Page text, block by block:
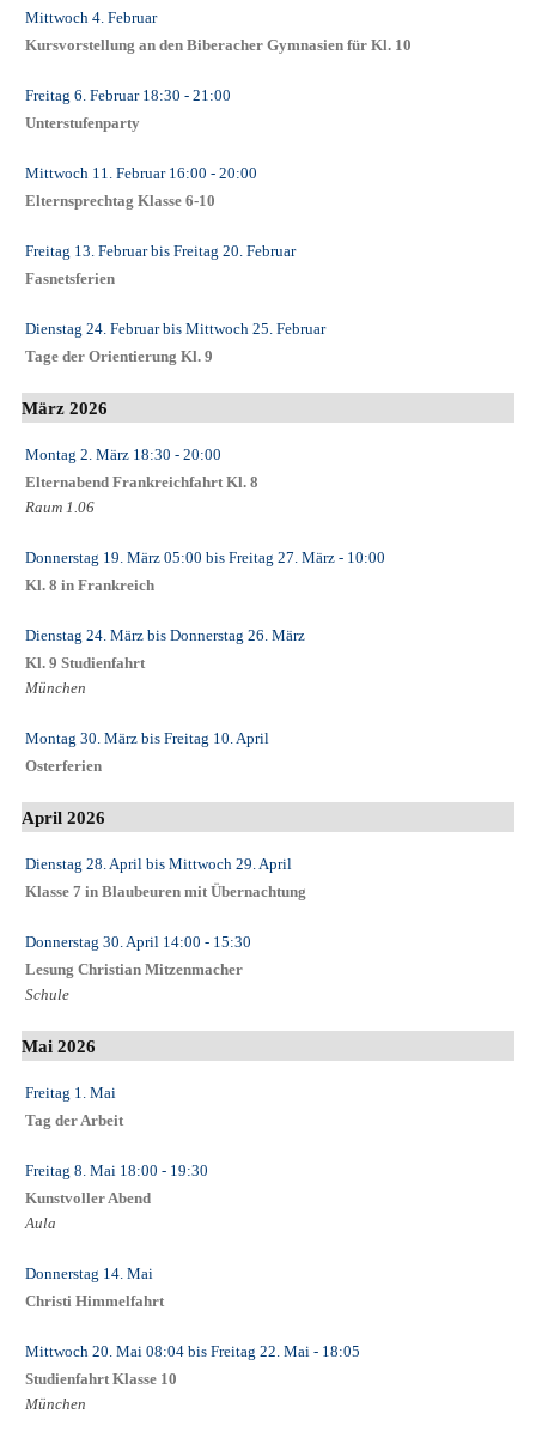
Mittwoch 4. Februar
Kursvorstellung an den Biberacher Gymnasien für Kl. 10
Freitag 6. Februar18:30 - 21:00
Unterstufenparty
Mittwoch 11. Februar16:00 - 20:00
Elternsprechtag Klasse 6-10
Freitag 13. Februarbis Freitag 20. Februar
Fasnetsferien
Dienstag 24. Februarbis Mittwoch 25. Februar
Tage der Orientierung Kl. 9
März 2026
Montag 2. März 18:30 - 20:00
Elternabend Frankreichfahrt Kl. 8
Raum 1.06
Donnerstag 19. März 05:00 bis Freitag 27. März - 10:00
Kl. 8 in Frankreich
Dienstag 24. März bis Donnerstag 26. März
Kl. 9 Studienfahrt
München
Montag 30. März bis Freitag 10. April
Osterferien
April 2026
Dienstag 28. April bis Mittwoch 29. April
Klasse 7 in Blaubeuren mit Übernachtung
Donnerstag 30. April 14:00 - 15:30
Lesung Christian Mitzenmacher
Schule
Mai 2026
Freitag 1. Mai
Tag der Arbeit
Freitag 8. Mai 18:00 - 19:30
Kunstvoller Abend
Aula
Donnerstag 14. Mai
Christi Himmelfahrt
Mittwoch 20. Mai 08:04 bis Freitag 22. Mai - 18:05
Studienfahrt Klasse 10
München